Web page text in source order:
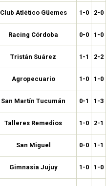
Club Atlético Güemes 1-0 2-0
Racing Córdoba 0-0 1-0
Tristán Suárez 1-1 2-2
Agropecuario 1-0 1-0
San Martín Tucumán 0-1 1-3
Talleres Remedios 1-0 2-1
San Miguel 0-0 1-1
Gimnasia Jujuy 1-0 1-0